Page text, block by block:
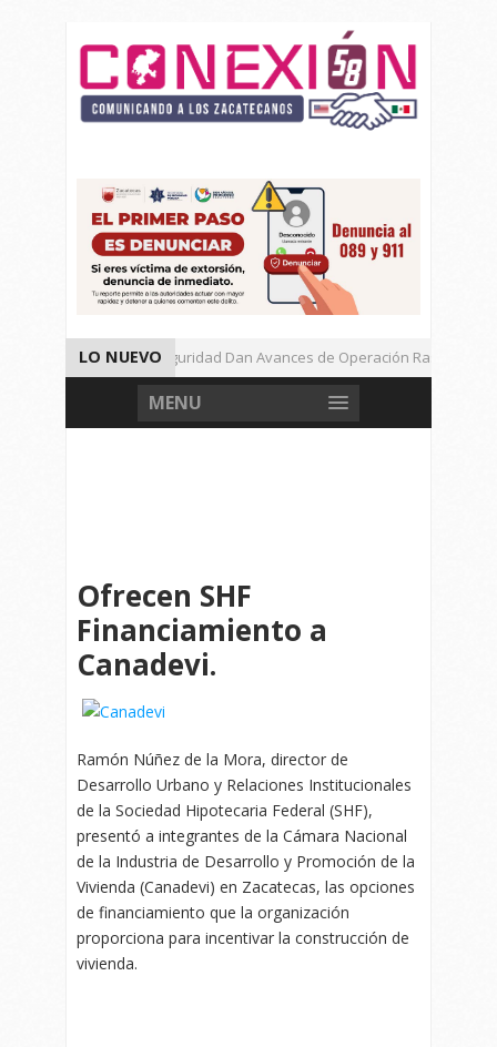
LO NUEVO
Autoridades de Seguridad Dan Avances de Operación Rastrillo.
Gran Festival de Música Electrónica en Festival Cultural de
MENU
Ofrecen SHF
Financiamiento a
Canadevi.
Ramón Núñez de la Mora, director de
Desarrollo Urbano y Relaciones Institucionales
de la Sociedad Hipotecaria Federal (SHF),
presentó a integrantes de la Cámara Nacional
de la Industria de Desarrollo y Promoción de la
Vivienda (Canadevi) en Zacatecas, las opciones
de financiamiento que la organización
proporciona para incentivar la construcción de
vivienda.